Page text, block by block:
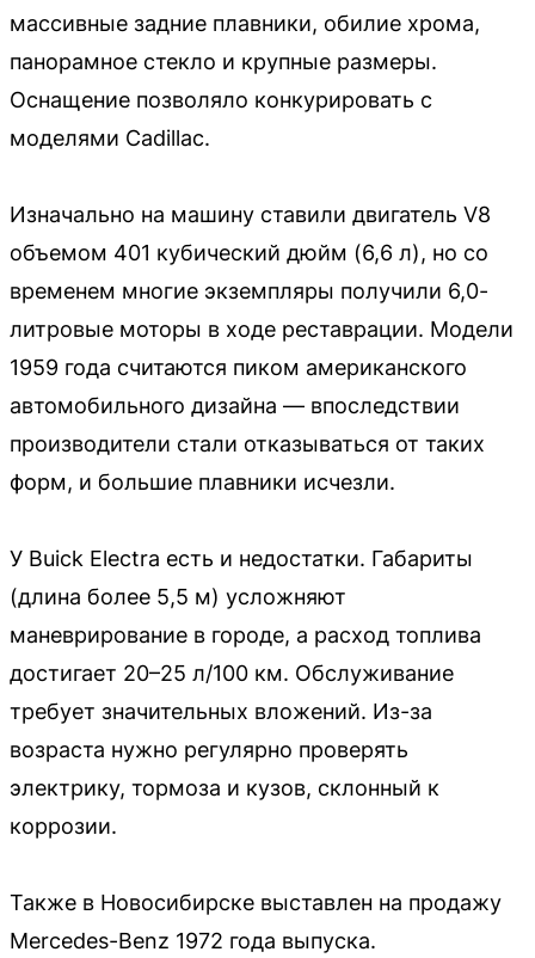
массивные задние плавники, обилие хрома,
панорамное стекло и крупные размеры.
Оснащение позволяло конкурировать с
моделями Cadillac.
Изначально на машину ставили двигатель V8
объемом 401 кубический дюйм (6,6 л), но со
временем многие экземпляры получили 6,0-
литровые моторы в ходе реставрации. Модели
1959 года считаются пиком американского
автомобильного дизайна — впоследствии
производители стали отказываться от таких
форм, и большие плавники исчезли.
У Buick Electra есть и недостатки. Габариты
(длина более 5,5 м) усложняют
маневрирование в городе, а расход топлива
достигает 20–25 л/100 км. Обслуживание
требует значительных вложений. Из-за
возраста нужно регулярно проверять
электрику, тормоза и кузов, склонный к
коррозии.
Также в Новосибирске выставлен на продажу
Mercedes-Benz 1972 года выпуска.